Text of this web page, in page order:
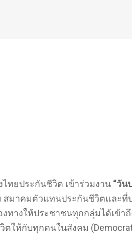
ไทยประกันชีวิต เข้าร่วมงาน “วัน
มาคมตัวแทนประกันชีวิตและที่
องทางให้ประชาชนทุกกลุ่มได้
ห้กับทุกคนในสังคม